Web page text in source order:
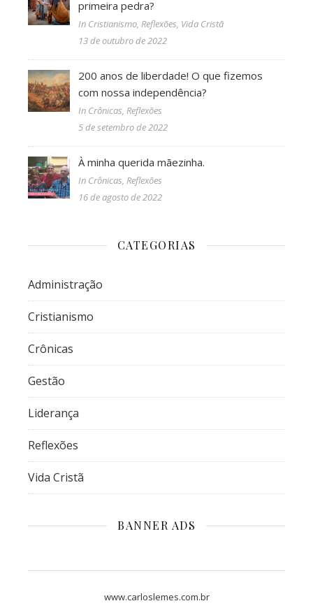
primeira pedra?
In Cristianismo, Reflexões, Vida Cristã
13 de outubro de 2022
200 anos de liberdade! O que fizemos
com nossa independência?
In Crônicas, Reflexões
5 de setembro de 2022
À minha querida mãezinha.
In Crônicas, Reflexões
16 de agosto de 2022
CATEGORIAS
Administração
Cristianismo
Crônicas
Gestão
Liderança
Reflexões
Vida Cristã
BANNER ADS
www.carloslemes.com.br